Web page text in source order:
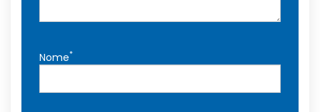
Nome*